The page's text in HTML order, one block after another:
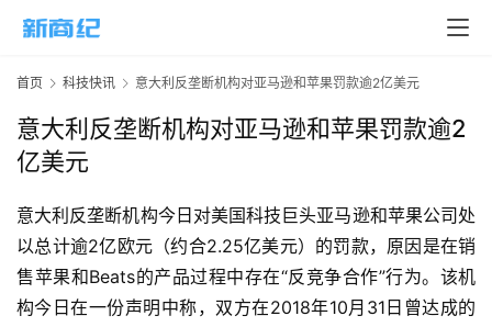
商
业
5
人
工
智
首页 科技快讯 意大利反垄断机构对亚马逊和苹果罚款逾2亿美元
意大利反垄断机构对亚马逊和苹果罚款逾2
亿美元
意大利反垄断机构今日对美国科技巨头亚马逊和苹果公司处
以总计逾2亿欧元（约合2.25亿美元）的罚款，原因是在销
售苹果和Beats的产品过程中存在“反竞争合作”行为。该机
构今日在一份声明中称，双方在2018年10月31日曾达成的